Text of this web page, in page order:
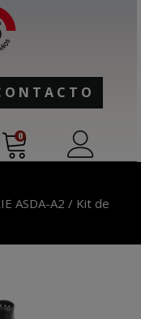
0
ASDA-A2 / Kit de